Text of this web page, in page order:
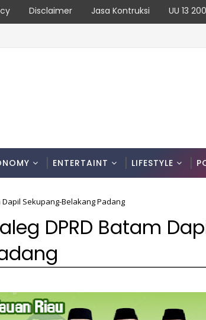
Disclaimer Jasa Kontruksi UU 13
ENTERTAINT LIFESTYLE
Sekupang-Belakang Padang
DPRD Batam